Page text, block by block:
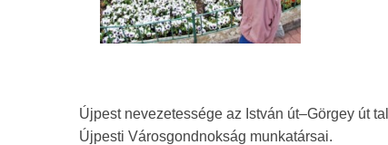
Újpest nevezetessége az István út–Görgey út
Újpesti Városgondnokság munkatársai.